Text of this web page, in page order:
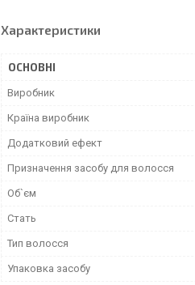
Характеристики
ОСНОВНІ
Виробник
Країна виробник
Додатковий ефект
Призначення засобу для волосся
Об`єм
Стать
Тип волосся
Упаковка засобу